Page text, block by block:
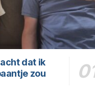
dat ik
zou